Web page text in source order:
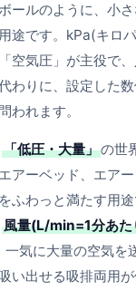
ールのように、小
途です。kPa(キロ
空気圧」が主役で
わりに、設定した
われます。
「低圧・大量」の世
アーベッド、エア
ふわっと満たす用
風量(L/min=1分あた
一気に大量の空気を
い出せる吸排両用が